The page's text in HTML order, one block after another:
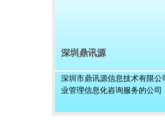
深圳鼎讯源
深圳市鼎讯源信息技术有限公
业管理信息化咨询服务的公司